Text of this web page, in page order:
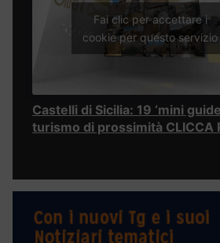
Fai clic per accettare i
cookie per questo servizio
Castelli di Sicilia: 19 ‘mini
turismo di prossimità CLICCA